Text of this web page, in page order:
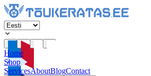
Home
Shop
ServicesAboutBlogContact